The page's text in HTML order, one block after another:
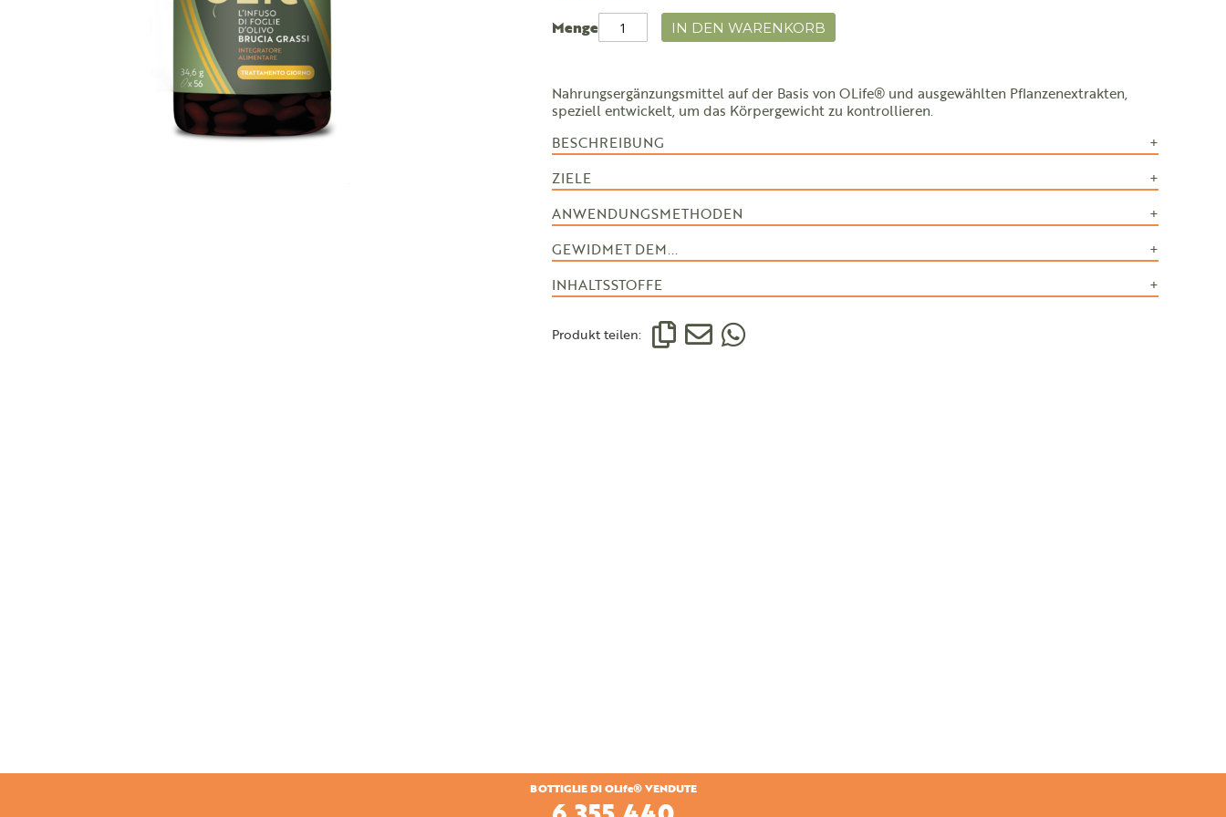
Menge IN DEN WARENKORB
Nahrungsergänzungsmittel auf der Basis von OLife® und ausgewählten Pflanzenextrakten,
speziell entwickelt, um das Körpergewicht zu kontrollieren.
BESCHREIBUNG
ZIELE
ANWENDUNGSMETHODEN
GEWIDMET DEM...
INHALTSSTOFFE
Produkt teilen:
BOTTIGLIE DI OLife® VENDUTE